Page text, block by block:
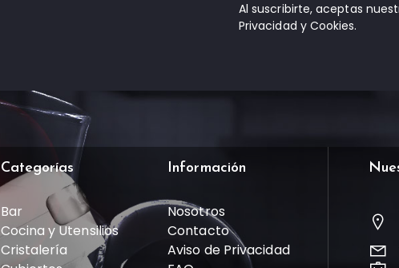
Al suscribirte, aceptas
Privacidad y Cookies.
Categorías
Bar
Cocina y Utensilios
Cristalería
Información
Nosotros
Contacto
Aviso de Privacidad